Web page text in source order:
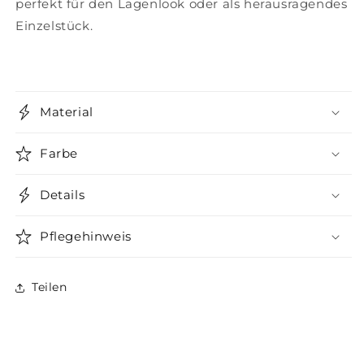
perfekt für den Lagenlook oder als herausragendes
Einzelstück.
Material
Farbe
Details
Pflegehinweis
Teilen